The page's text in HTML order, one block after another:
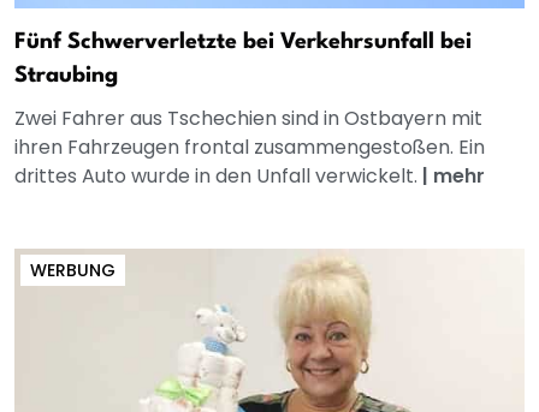
Fünf Schwerverletzte bei Verkehrsunfall bei
Straubing
Zwei Fahrer aus Tschechien sind in Ostbayern mit
ihren Fahrzeugen frontal zusammengestoßen. Ein
drittes Auto wurde in den Unfall verwickelt. | mehr
WERBUNG